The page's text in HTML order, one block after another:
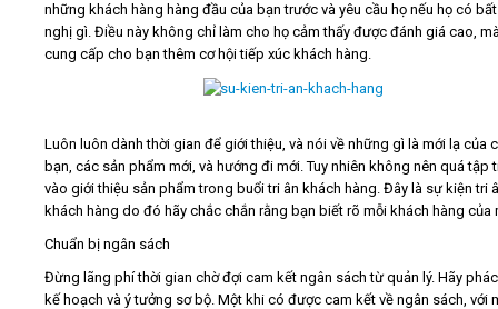
những khách hàng hàng đầu của bạn trước và yêu cầu họ nếu họ có
nghị gì. Điều này không chỉ làm cho họ cảm thấy được đánh giá cao,
cung cấp cho bạn thêm cơ hội tiếp xúc khách hàng.
Luôn luôn dành thời gian để giới thiệu, và nói về những gì là mới lạ của
bạn, các sản phẩm mới, và hướng đi mới. Tuy nhiên không nên quá tập
vào giới thiệu sản phẩm trong buổi tri ân khách hàng. Đây là sự kiện tri
khách hàng do đó hãy chắc chắn rằng bạn biết rõ mỗi khách hàng của
Chuẩn bị ngân sách
Đừng lãng phí thời gian chờ đợi cam kết ngân sách từ quản lý. Hãy
kế hoạch và ý tưởng sơ bộ. Một khi có được cam kết về ngân sách, với